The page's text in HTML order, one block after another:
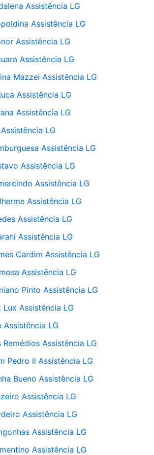
Assistência LG
Assistência LG
Assistência LG
Assistência LG
Mazzei Assistência LG
Assistência LG
Assistência LG
LG
Assistência LG
Assistência LG
Assistência LG
Assistência LG
Assistência LG
Assistência LG
Cardim Assistência LG
Assistência LG
Pinto Assistência LG
Lux Assistência LG
Assistência LG
Remédios Assistência LG
Pedro II Assistência LG
Bueno Assistência LG
Assistência LG
Assistência LG
Assistência LG
Assistência LG